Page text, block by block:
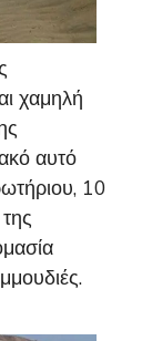
χαμηλή
αυτό
10